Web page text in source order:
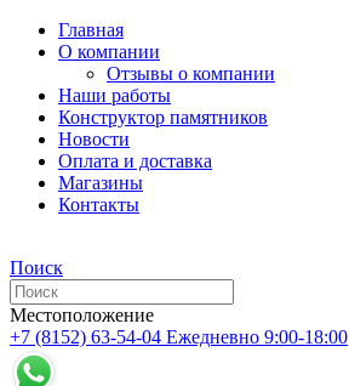
Главная
О компании
Отзывы о компании
Наши работы
Конструктор памятников
Новости
Оплата и доставка
Магазины
Контакты
Поиск
Местоположение
+7 (8152) 63-54-04 Ежедневно 9:00-18:00